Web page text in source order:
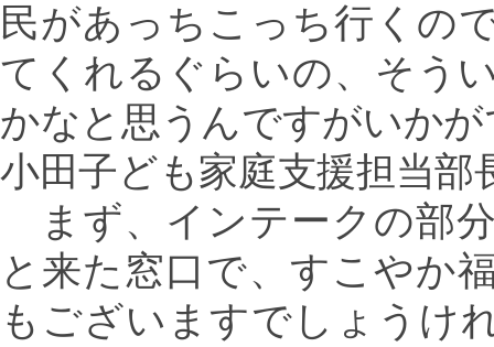
民があっちこっち行くの
てくれるぐらいの、そう
かなと思うんですがいか
小田子ども家庭支援担当部
まず、インテークの部
と来た窓口で、すこやか
もございますでしょうけ